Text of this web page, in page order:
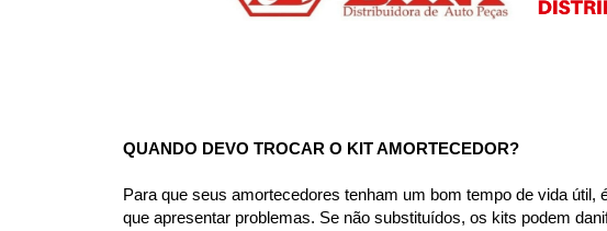
QUANDO DEVO TROCAR O KIT AMORTECEDOR?
Para que seus amortecedores tenham um bom tempo de vida
que apresentar problemas. Se não substituídos, os kits podem